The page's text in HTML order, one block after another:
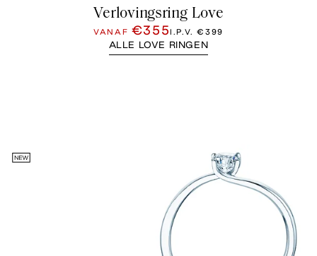
Verlovingsring Love
VANAF €355I.P.V.€399
ALLE LOVE RINGEN